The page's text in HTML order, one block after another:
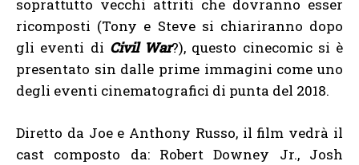
soprattutto vecchi attriti che dovranno esser
ricomposti (Tony e Steve si chiariranno dopo
gli eventi di Civil War?), questo cinecomic si è
presentato sin dalle prime immagini come uno
degli eventi cinematografici di punta del 2018.
Diretto da Joe e Anthony Russo, il film vedrà il
cast composto da: Robert Downey Jr., Josh